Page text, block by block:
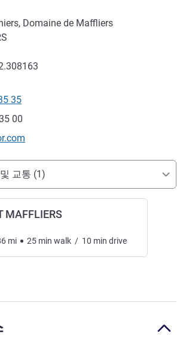
Domaine de Maffliers
35
00
교통 (1)
MAFFLIERS
mi 25 min walk / 10 min drive